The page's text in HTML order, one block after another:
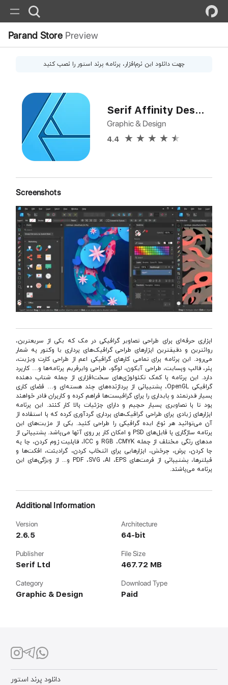
Parand Store Preview
جهت دانلود این نرم‌افزار، برنامه پرند استور را نصب کنید
Serif Affinity Designer
Graphic & Design
4.4
Screenshots
ابزاری حرفه‌ای برای طراحی تصاویر گرافیکی در مک که یکی از سریعترین،
روانترین و دقیقترین ابزارهای طراحی گرافیک‌های برداری یا وکتور به شمار
می‌رود. این برنامه برای تمامی کارهای گرافیکی اعم از طراحی کارت ویزیت،
بنر، قالب وبسایت، طراحی آیکون، لوگو، طراحی وایرفریم برنامه‌ها و… کاربرد
دارد. این برنامه با کمک تکنولوژی‌های سخت‌افزاری از جمله شتاب دهنده
گرافیکی OpenGL، پشتیبانی از پردازنده‌های چند هسته‌ای و… فضای کاری
بسیار قدرتمند و پایداری را برای گرافیست‌ها فراهم کرده و کاربران قادر خواهند
بود تا با تصاویری بسیار حجیم و دارای جزئیات بالا کار کنند. این برنامه
ابزارهای زیادی برای طراحی گرافیک‌های برداری گردآوری کرده که با استفاده از
آن می‌توانید هر نوع ایده گرافیکی را طراحی کنید. یکی از مزیت‌های این
برنامه سازگاری با فایل‌های PSD و امکان کار بر روی آنها می‌باشد. پشتیبانی از
مدهای رنگی مختلف از جمله RGB ،CMYK و ICC، قابلیت زوم کردن، جا به
جا کردن، برش، چرخش، ابزارهایی برای انتخاب کردن، گرادینت، افکت‌ها و
فیلترها، پشتیبانی از فرمت‌های PDF ،SVG ،AI ،EPS و... از ویژگی‌های این
برنامه می‌باشند.
Additional Information
Version
2.6.5
Architecture
64-bit
Publisher
Serif Ltd
File Size
467.72 MB
Category
Graphic & Design
Download Type
Paid
دانلود پرند استور